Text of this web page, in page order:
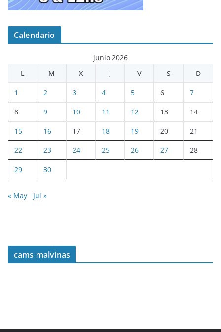
Calendario
junio 2026
L
M X J V S D
1 2 3 4 5 6 7
8 9 10 11 12 13 14
15 16 17 18 19 20 21
22 23 24 25 26 27 28
29 30
« May Jul »
cams malvinas